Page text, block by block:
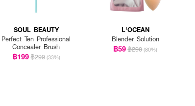
SOUL BEAUTY
Perfect Ten Professional
Concealer Brush
฿199฿299 (33%)
L'OCEAN
Blender Solution
฿59฿290 (80%)